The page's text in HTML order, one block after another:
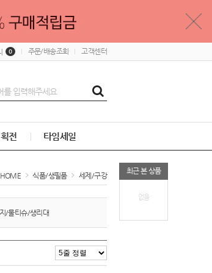
0 주문/배송조회 고객센터
전 타임세일
최근 본 상품
없음
HOME 식품/생필품 세제/구강
/물티슈/생리대